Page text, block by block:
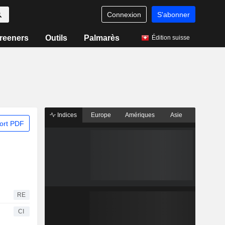
Connexion S'abonner
Outils Palmarès Édition suisse
PDF
RE
CI
Indices Europe Amériques Asie